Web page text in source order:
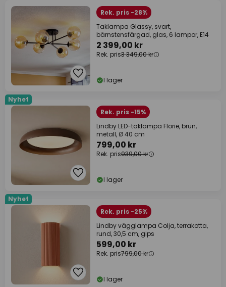
Rek. pris -28%
Taklampa Glassy, svart,
bärnstensfärgad, glas, 6 lampor, E14
2 399,00 kr
Rek. pris3 349,00 kr
I lager
Nyhet
Rek. pris -15%
Lindby LED-taklampa Florie, brun,
metall, Ø 40 cm
799,00 kr
Rek. pris939,00 kr
I lager
Nyhet
Rek. pris -25%
Lindby vägglampa Colja, terrakotta,
rund, 30,5 cm, gips
599,00 kr
Rek. pris799,00 kr
I lager